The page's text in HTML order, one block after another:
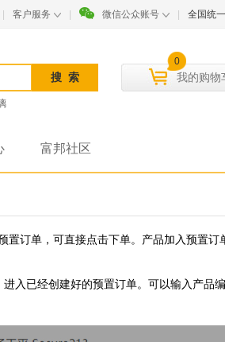
客户服务 微信公众账号 全国统
0
我的购物
富邦社区
置订单，可直接点击下单。产品加入预置订
入已经创建好的预置订单。可以输入产品